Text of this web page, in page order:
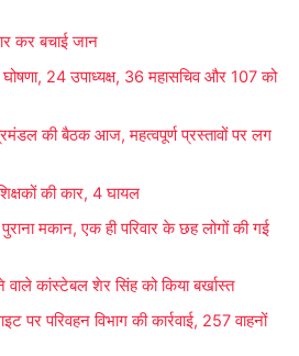
कर बचाई जान
घोषणा, 24 उपाध्यक्ष, 36 महासचिव और 107 को
की बैठक आज, महत्वपूर्ण प्रस्तावों पर लग
की कार, 4 घायल
मकान, एक ही परिवार के छह लोगों की गई
कांस्टेबल शेर सिंह को किया बर्खास्त
पर परिवहन विभाग की कार्रवाई, 257 वाहनों